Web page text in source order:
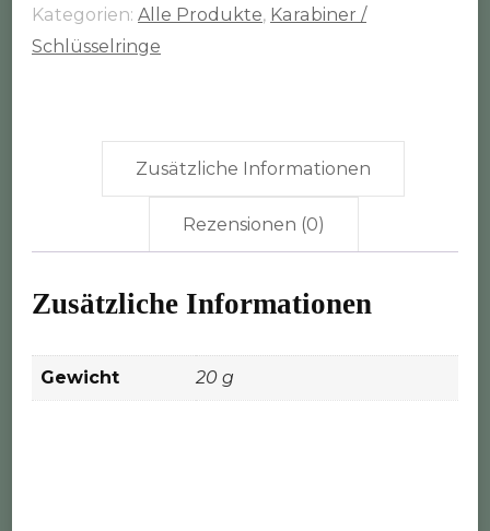
Kategorien: Alle Produkte, Karabiner /
Schlüsselringe
Zusätzliche Informationen
Rezensionen (0)
Zusätzliche Informationen
Gewicht 20 g